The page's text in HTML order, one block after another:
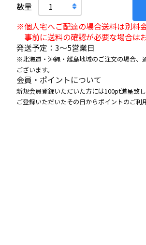
※個人宅へご配達の場合送料は別料
事前に送料の確認が必要な場合は
発送予定：3〜5営業日
※北海道・沖縄・離島地域のご注文の場合、
ございます。
会員・ポイントについて
新規会員登録いただいた方には100pt進呈致し
ご登録いただいたその日からポイントのご利